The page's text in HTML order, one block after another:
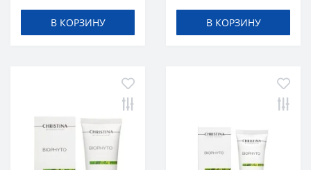
В КОРЗИНУ В КОРЗИНУ